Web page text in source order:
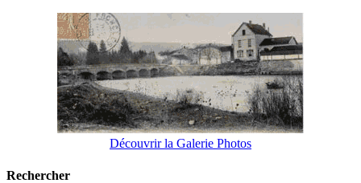
Découvrir la Galerie Photos
Rechercher